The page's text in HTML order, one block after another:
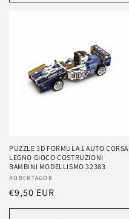
PUZZLE 3D FORMULA 1 AUTO CORSA
LEGNO GIOCO COSTRUZIONI
BAMBINI MODELLISMO 32383
Vendor:
ROBERTAGOR
Regular
price
€9,50 EUR